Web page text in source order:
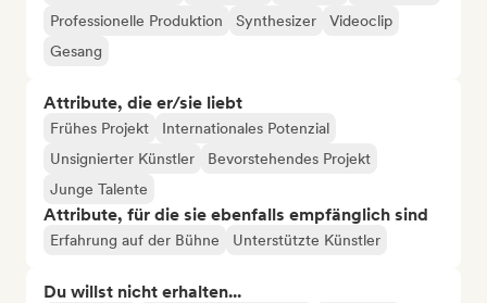
Professionelle Produktion
Synthesizer
Videoclip
Gesang
Attribute, die er/sie liebt
Frühes Projekt
Internationales Potenzial
Unsignierter Künstler
Bevorstehendes Projekt
Junge Talente
Attribute, für die sie ebenfalls empfänglich sind
Erfahrung auf der Bühne Unterstützte Künstler
Du willst nicht erhalten...